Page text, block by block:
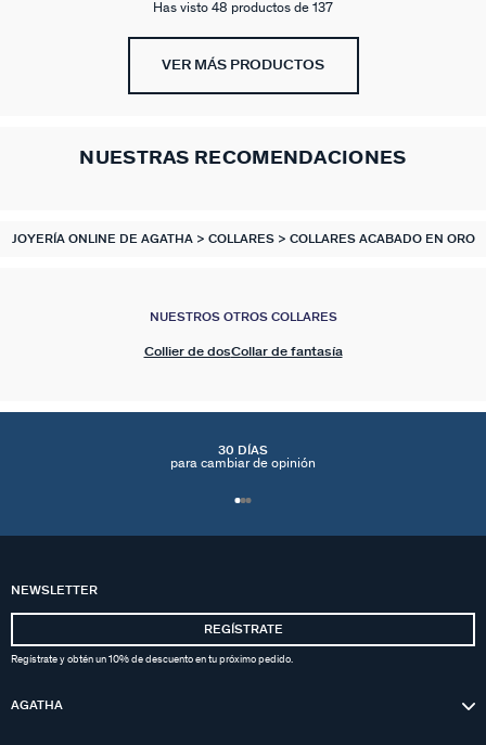
Has visto 48 productos de 137
VER MÁS PRODUCTOS
NUESTRAS RECOMENDACIONES
JOYERÍA ONLINE DE AGATHA COLLARES COLLARES ACABADO EN ORO
NUESTROS OTROS COLLARES
Collier de dosCollar de fantasía
30 DÍAS
para cambiar de opinión
NEWSLETTER
REGÍSTRATE
Regístrate y obtén un 10% de descuento en tu próximo pedido.
AGATHA